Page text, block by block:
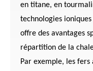
en titane, en
technologies
offre des avantages
répartition de la
Par exemple, les